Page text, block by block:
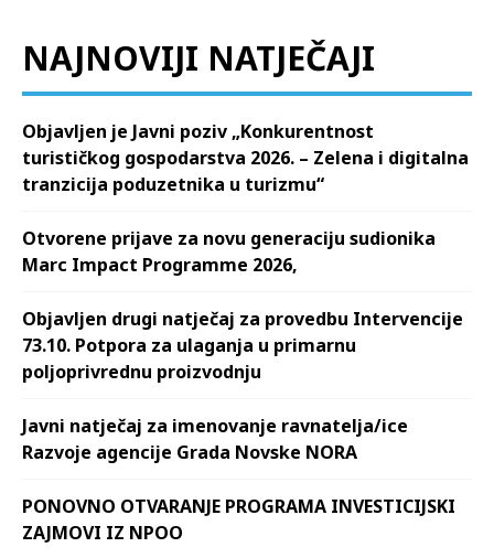
NAJNOVIJI NATJEČAJI
Objavljen je Javni poziv „Konkurentnost
turističkog gospodarstva 2026. – Zelena i digitalna
tranzicija poduzetnika u turizmu“
Otvorene prijave za novu generaciju sudionika
Marc Impact Programme 2026,
Objavljen drugi natječaj za provedbu Intervencije
73.10. Potpora za ulaganja u primarnu
poljoprivrednu proizvodnju
Javni natječaj za imenovanje ravnatelja/ice
Razvoje agencije Grada Novske NORA
PONOVNO OTVARANJE PROGRAMA INVESTICIJSKI
ZAJMOVI IZ NPOO